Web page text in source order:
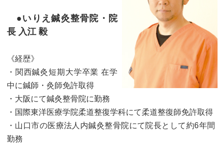
●いりえ鍼灸整骨院・院
長 入江 毅
《経歴》
・関西鍼灸短期大学卒業 在学
中に鍼師・灸師免許取得
・大阪にて鍼灸整骨院に勤務
・国際東洋医療学院柔道整復学科にて柔道整復師免許取得
・山口市の医療法人内鍼灸整骨院にて院長として約6年間
勤務